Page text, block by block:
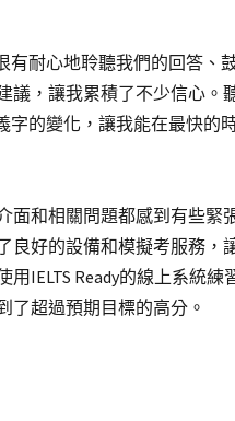
耐心地聆聽我們的回答、
議，讓我累積了不少信心。
的變化，讓我能在最快的
面和相關問題都感到有些緊
良好的設備和模擬考服務，
IELTS Ready的線上系統練
了超過預期目標的高分。